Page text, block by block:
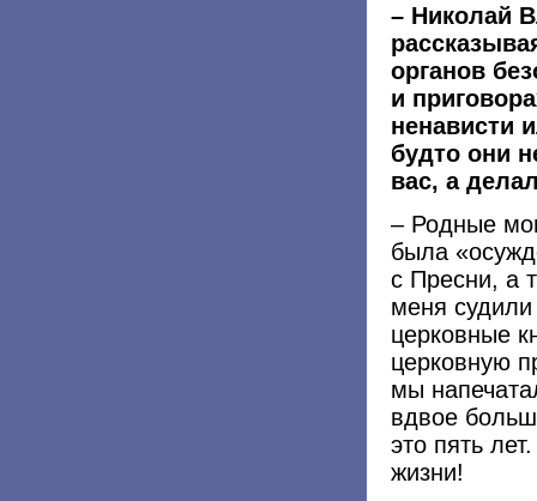
– Николай
органов
и
ненависти
будто они
вас, а
– Родные
была
с Пресни, а
меня
церковные
церковную
мы
вдвое
это пять
жизни!